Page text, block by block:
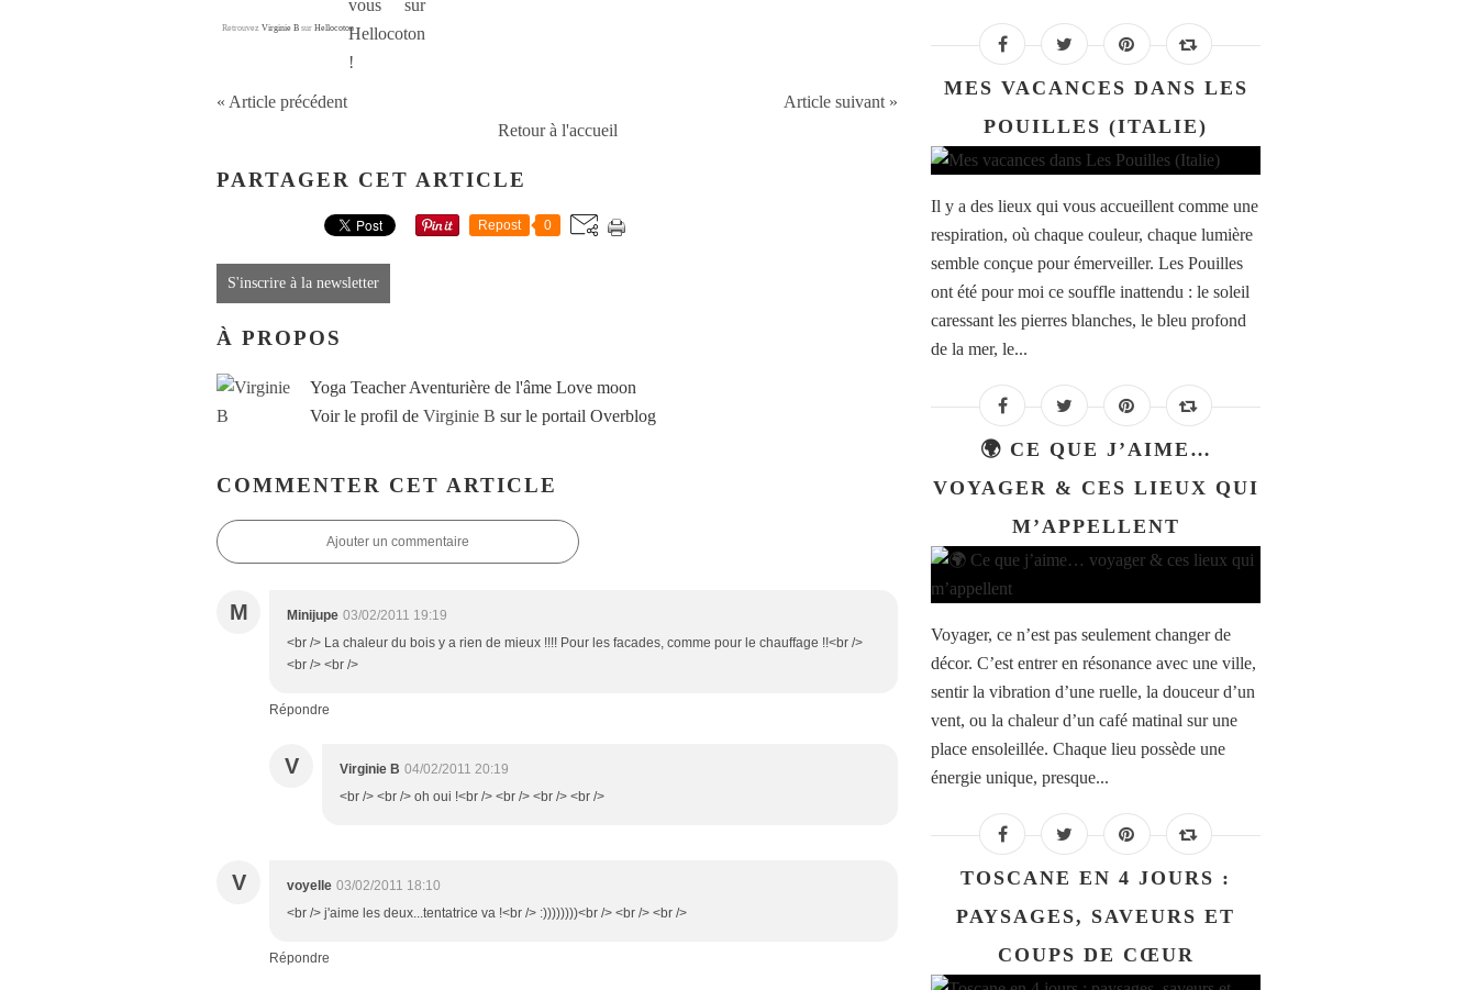
Retrouvez Virginie B sur Hellocoton
« Article précédent
Article suivant »
Retour à l'accueil
PARTAGER CET ARTICLE
Repost 0
S'inscrire à la newsletter
À PROPOS
Yoga Teacher Aventurière de l'âme Love moon
Voir le profil de Virginie B sur le portail Overblog
COMMENTER CET ARTICLE
Ajouter un commentaire
M Minijupe 03/02/2011 19:19
<br /> La chaleur du bois y a rien de mieux !!!! Pour les facades, comme pour le chauffage !!<br />
<br /> <br />
Répondre
V Virginie B 04/02/2011 20:19
<br /> <br /> oh oui !<br /> <br /> <br /> <br />
V voyelle 03/02/2011 18:10
<br /> j'aime les deux...tentatrice va !<br /> :))))))))<br /> <br /> <br />
Répondre
MES VACANCES DANS LES
POUILLES (ITALIE)
Il y a des lieux qui vous accueillent comme une
respiration, où chaque couleur, chaque lumière
semble conçue pour émerveiller. Les Pouilles
ont été pour moi ce souffle inattendu : le soleil
caressant les pierres blanches, le bleu profond
de la mer, le...
🌍 CE QUE J’AIME…
VOYAGER & CES LIEUX QUI
M’APPELLENT
Voyager, ce n’est pas seulement changer de
décor. C’est entrer en résonance avec une ville,
sentir la vibration d’une ruelle, la douceur d’un
vent, ou la chaleur d’un café matinal sur une
place ensoleillée. Chaque lieu possède une
énergie unique, presque...
TOSCANE EN 4 JOURS :
PAYSAGES, SAVEURS ET
COUPS DE CŒUR